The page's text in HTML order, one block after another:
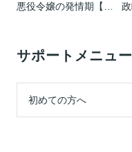
悪役令嬢の発情期【タテヨミ】【フルカラー】
サポートメニュー
初めての方へ